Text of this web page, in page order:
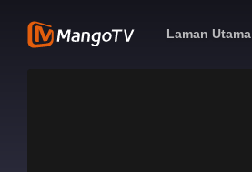
Laman Utama